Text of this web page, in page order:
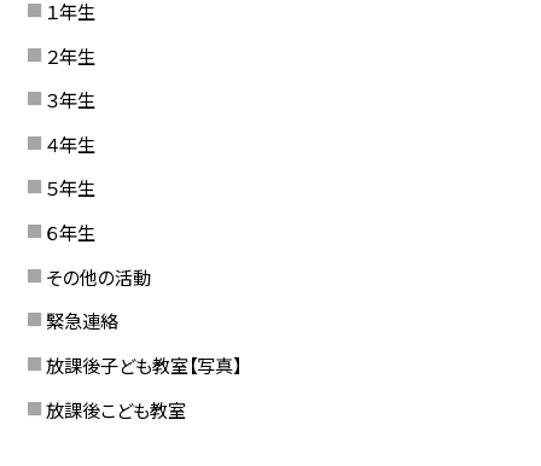
１年生
２年生
３年生
４年生
５年生
６年生
その他の活動
緊急連絡
放課後子ども教室【写真】
放課後こども教室